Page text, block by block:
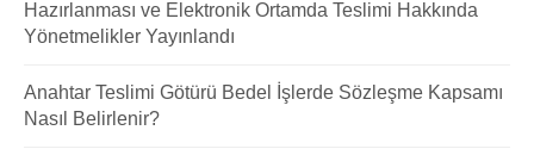
Hazırlanması ve Elektronik Ortamda Teslimi Hakkında
Yönetmelikler Yayınlandı
Anahtar Teslimi Götürü Bedel İşlerde Sözleşme Kapsamı
Nasıl Belirlenir?